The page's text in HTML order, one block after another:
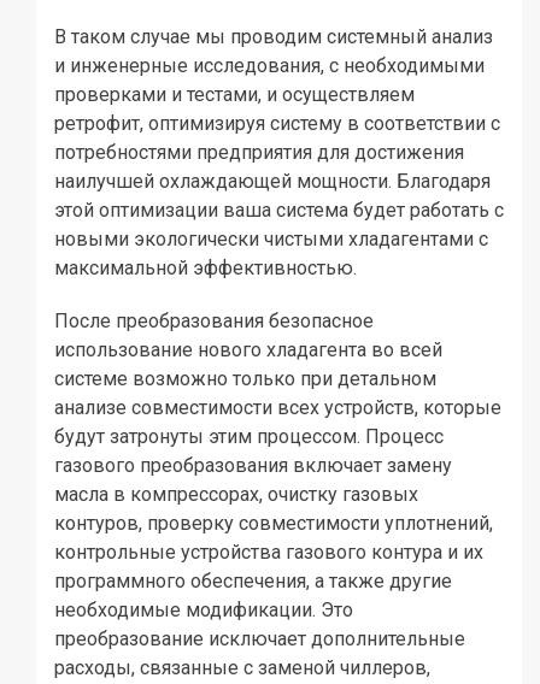
В таком случае мы проводим системный анализ
и инженерные исследования, с необходимыми
проверками и тестами, и осуществляем
ретрофит, оптимизируя систему в соответствии с
потребностями предприятия для достижения
наилучшей охлаждающей мощности. Благодаря
этой оптимизации ваша система будет работать с
новыми экологически чистыми хладагентами с
максимальной эффективностью.
После преобразования безопасное
использование нового хладагента во всей
системе возможно только при детальном
анализе совместимости всех устройств, которые
будут затронуты этим процессом. Процесс
газового преобразования включает замену
масла в компрессорах, очистку газовых
контуров, проверку совместимости уплотнений,
контрольные устройства газового контура и их
программного обеспечения, а также другие
необходимые модификации. Это
преобразование исключает дополнительные
расходы, связанные с заменой чиллеров,